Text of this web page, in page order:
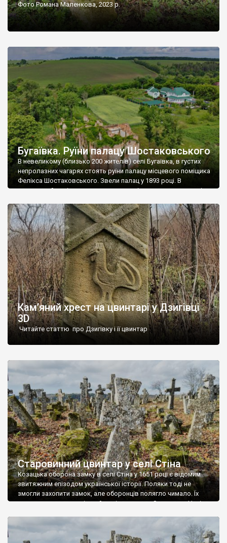
Фото Романа Маленкова, 2023 р.
Бугаївка. Руїни палацу Шостаковського
В невеликому (близько 200 жителів) селі Бугаївка, в густих
непролазних чагарях стоять руїни палацу місцевого поміщика
Фелікса Шостаковського. Звели палац у 1893 році. В
радянський період у ньому спочатку містилася школа, потім
століття тут розмістили туберкульозну лікарню. Коли із
палацу виїхала лікарня – ми точно не […]
Кам’яний хрест на цвинтарі у Дзигівці
3D
Читайте статтю про Дзигівку і її цвинтар
Старовинний цвинтар у селі Стіна
Козацька оборона замку в селі Стіна у 1651 році є відомим
звитяжним епізодом української історії. Поляки тоді не
змогли захопити замок, але оборонців полягло чимало. Їх
поховали на цвинтарі, який тоді називався Замковим. Нині на
ньому чимало хрестів 19 століття, є такі, де епітафії стер […]